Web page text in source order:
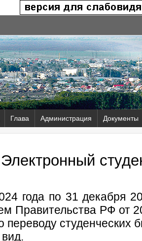
Глава Администрация Документы
года по 31 декабря
Правительства РФ от
переводу студенческих